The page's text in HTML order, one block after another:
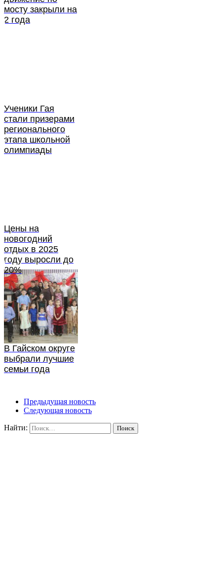
мосту закрыли на
2 года
Ученики Гая
стали призерами
регионального
этапа школьной
олимпиады
Цены на
новогодний
отдых в 2025
году выросли до
20%
В Гайском округе
выбрали лучшие
семьи года
Предыдущая новость
Следующая новость
Найти: